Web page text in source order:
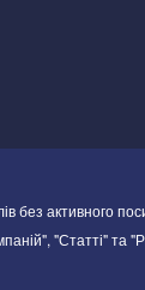
активного
"Статті" та